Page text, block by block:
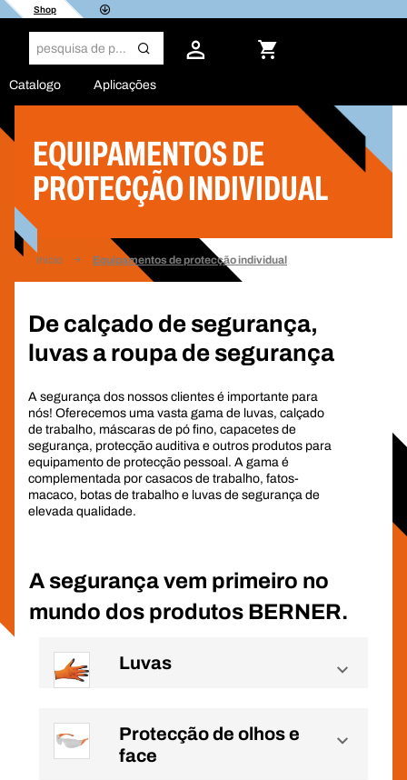
Shop
Catalogo Aplicações
EQUIPAMENTOS DE
PROTECÇÃO INDIVIDUAL
Início Equipamentos de protecção individual
De calçado de segurança,
luvas a roupa de segurança
A segurança dos nossos clientes é importante para
nós! Oferecemos uma vasta gama de luvas, calçado
de trabalho, máscaras de pó fino, capacetes de
segurança, protecção auditiva e outros produtos para
equipamento de protecção pessoal. A gama é
complementada por casacos de trabalho, fatos-
macaco, botas de trabalho e luvas de segurança de
elevada qualidade.
A segurança vem primeiro no
mundo dos produtos BERNER.
Luvas
Protecção de olhos e
face